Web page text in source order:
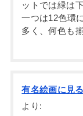
ットでは緑は
一つは12色環
多く、何色も
有名絵画に見
より: